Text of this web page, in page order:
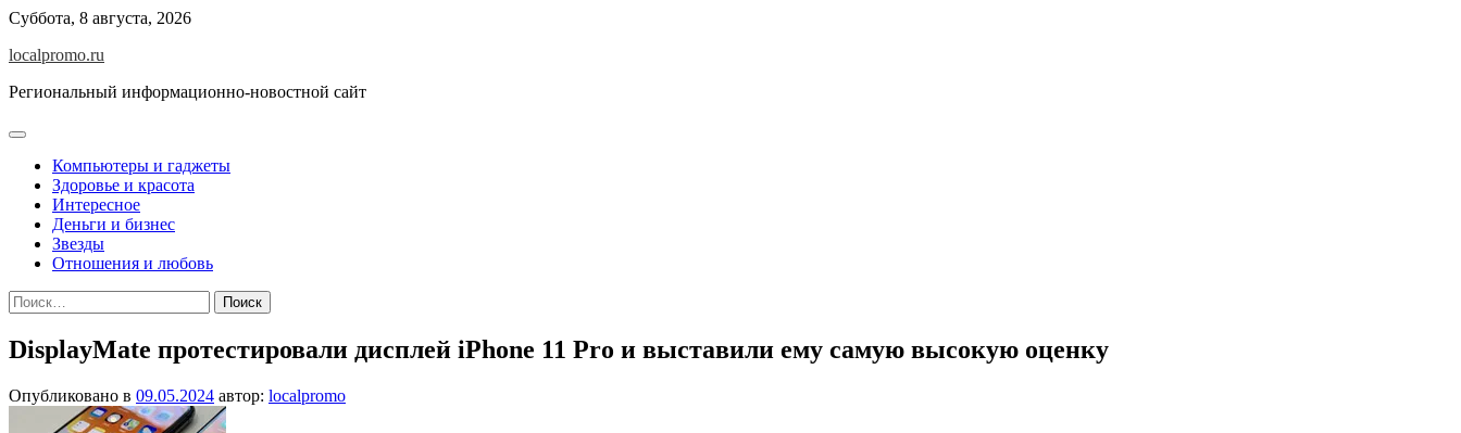
Перейти
содержимому
Суббота, 8 августа, 2026
localpromo.ru
Региональный информационно-новостной сайт
Компьютеры и гаджеты
Здоровье и красота
Интересное
Деньги и бизнес
Звезды
Отношения и любовь
Найти:
DisplayMate протестировали дисплей iPhone 11 Pro и выставили ему самую высокую оценку
Опубликовано в 09.05.2024 автор: localpromo